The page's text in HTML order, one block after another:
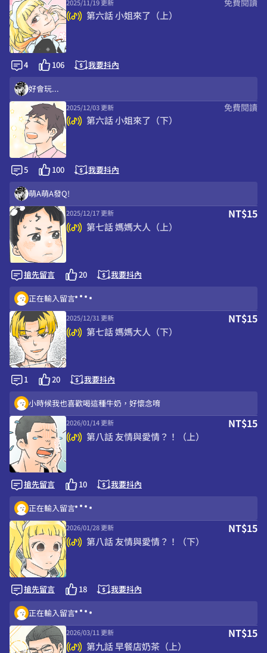
黑攏吼哩貢，趁你兒子還沒長大盡量講
兩個女的是我同類!!!
情侶吵架www
還以為那瞬間理智線會斷掉
好好笑 一瞬間以為要變BL
結果那對女高中生不在海景第一排
2025/11/19 更新
第六話 小姐來了（上）
4 106 我要抖內
好會玩...
年輕人真會玩
女僕早餐超棒的！好想去！
萌ㄟ～萌ㄟ～啾 女僕早餐店感覺會超受歡迎😍
好會玩...
2025/12/03 更新 免費閱讀
第六話 小姐來了（下）
5 100 我要抖內
萌A萌A發Q!
我比較想要黑魔法😍😍😍
黑魔法太刺激了可是想來一份(˶‾᷄ ⁻̫ ‾᷅˵)
我要笑死怎麼這麼幽默啦!!
黑魔法🤣🤣🤣
萌A萌A發Q!
2025/12/17 更新 NT$15
第七話 媽媽大人（上）
搶先留言 20 我要抖內
正在輸入留言
2025/12/31 更新 NT$15
第七話 媽媽大人（下）
1 20 我要抖內
小時候我也喜歡喝這種牛奶，好懷念唷
2026/01/14 更新 NT$15
第八話 友情與愛情？！（上）
搶先留言 10 我要抖內
正在輸入留言
2026/01/28 更新 NT$15
第八話 友情與愛情？！（下）
搶先留言 18 我要抖內
正在輸入留言
2026/03/11 更新 NT$15
第九話 早餐店奶茶（上）